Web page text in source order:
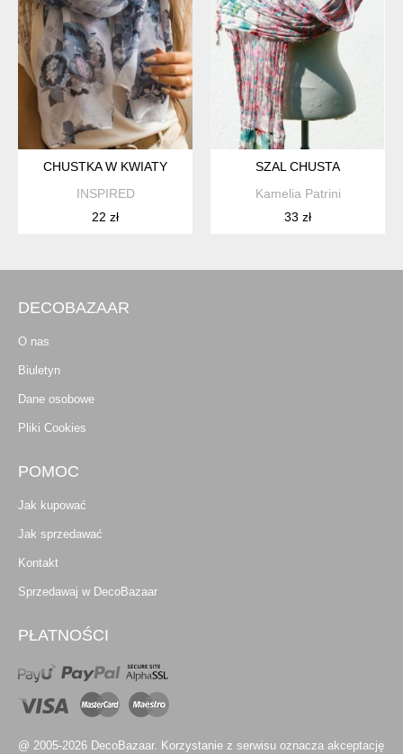
CHUSTKA W KWIATY
INSPIRED
22 zł
SZAL CHUSTA
Kamelia Patrini
33 zł
DECOBAZAAR
O nas
Biuletyn
Dane osobowe
Pliki Cookies
POMOC
Jak kupować
Jak sprzedawać
Kontakt
Sprzedawaj w DecoBazaar
PŁATNOŚCI
@ 2005-2026 DecoBazaar. Korzystanie z serwisu oznacza akceptację